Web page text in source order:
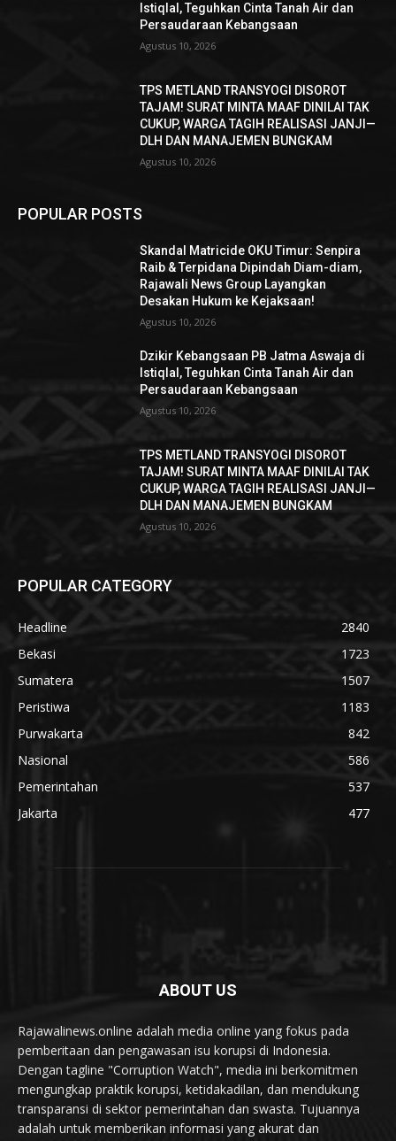
Istiqlal, Teguhkan Cinta Tanah Air dan
Persaudaraan Kebangsaan
Agustus 10, 2026
TPS METLAND TRANSYOGI DISOROT
TAJAM! SURAT MINTA MAAF DINILAI TAK
CUKUP, WARGA TAGIH REALISASI JANJI—
DLH DAN MANAJEMEN BUNGKAM ​
Agustus 10, 2026
POPULAR POSTS
Skandal Matricide OKU Timur: Senpira
Raib & Terpidana Dipindah Diam-diam,
Rajawali News Group Layangkan
Desakan Hukum ke Kejaksaan!
Agustus 10, 2026
Dzikir Kebangsaan PB Jatma Aswaja di
Istiqlal, Teguhkan Cinta Tanah Air dan
Persaudaraan Kebangsaan
Agustus 10, 2026
TPS METLAND TRANSYOGI DISOROT
TAJAM! SURAT MINTA MAAF DINILAI TAK
CUKUP, WARGA TAGIH REALISASI JANJI—
DLH DAN MANAJEMEN BUNGKAM ​
Agustus 10, 2026
POPULAR CATEGORY
Headline
2840
Bekasi
1723
Sumatera
1507
Peristiwa
1183
Purwakarta
842
Nasional
586
Pemerintahan
537
Jakarta
477
ABOUT US
Rajawalinews.online adalah media online yang fokus pada
pemberitaan dan pengawasan isu korupsi di Indonesia.
Dengan tagline "Corruption Watch", media ini berkomitmen
mengungkap praktik korupsi, ketidakadilan, dan mendukung
transparansi di sektor pemerintahan dan swasta. Tujuannya
adalah untuk memberikan informasi yang akurat dan